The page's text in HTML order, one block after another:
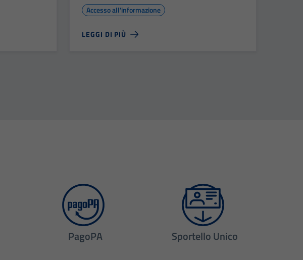
Accesso all'informazione
LEGGI DI PIÙ
PagoPA Sportello Unico